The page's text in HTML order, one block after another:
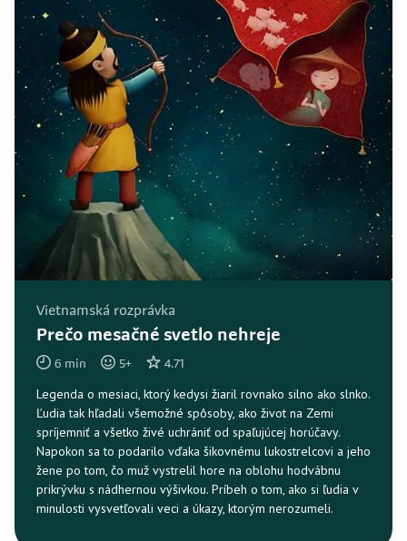
Vietnamská rozprávka
Prečo mesačné svetlo nehreje
6 min 5+ 4.71
Legenda o mesiaci, ktorý kedysi žiaril rovnako silno ako slnko.
Ľudia tak hľadali všemožné spôsoby, ako život na Zemi
spríjemniť a všetko živé uchrániť od spaľujúcej horúčavy.
Napokon sa to podarilo vďaka šikovnému lukostrelcovi a jeho
žene po tom, čo muž vystrelil hore na oblohu hodvábnu
prikrývku s nádhernou výšivkou. Príbeh o tom, ako si ľudia v
minulosti vysvetľovali veci a úkazy, ktorým nerozumeli.